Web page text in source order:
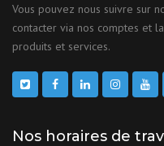
Vous pouvez nous suivre sur
contacter via nos comptes et
produits et services.
Nos horaires de